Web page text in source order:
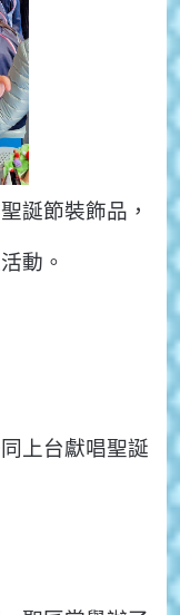
誕節裝飾品，
動。
上台獻唱聖誕